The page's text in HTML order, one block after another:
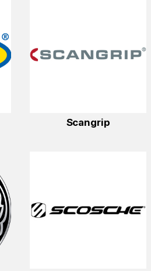
Scangrip